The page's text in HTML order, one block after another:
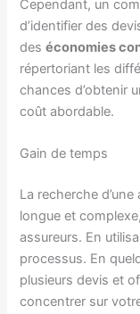
Cependant, un
d’identifier des
deséconomies
répertoriant les
chances d’obtenir
coût abordable.
Gain de temps
La recherche
longue et
assureurs. En
processus. En
plusieurs devis et
concentrer sur